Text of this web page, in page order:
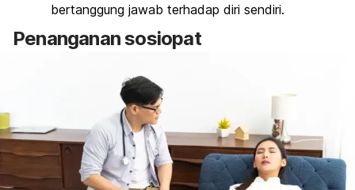
bertanggung jawab terhadap diri sendiri.
Penanganan sosiopat